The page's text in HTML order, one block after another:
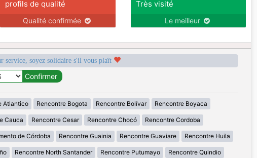
profils de qualité
Qualité confirmée
Très visité
Le meilleur
soyez solidaire s'il vous plaît
Atlantico Rencontre Bogota Rencontre Bolívar Rencontre Boyaca
Cauca Rencontre Cesar Rencontre Chocó Rencontre Cordoba
de Córdoba Rencontre Guainia Rencontre Guaviare Rencontre Huila
Rencontre North Santander Rencontre Putumayo Rencontre Quindio